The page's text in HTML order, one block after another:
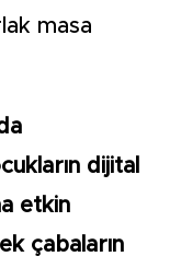
masa
dijital
etkin
çabaların